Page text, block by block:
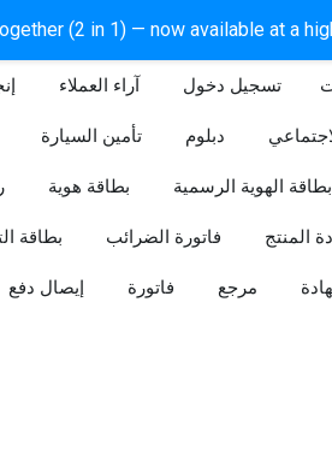
(2 in 1) — now available at a
آراء العملاء تسجيل دخول​
تأمين السيارة دبلوم
بطاقة هوية الهوية الرسمية
بطاقة فاتورة الضرائب المنتج
إيصال دفع فاتورة مرجع